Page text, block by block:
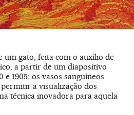
um gato, feita com o auxílio de
a partir de um diapositivo
e 1905; os vasos sanguíneos
a visualização dos
técnica inovadora para aquela